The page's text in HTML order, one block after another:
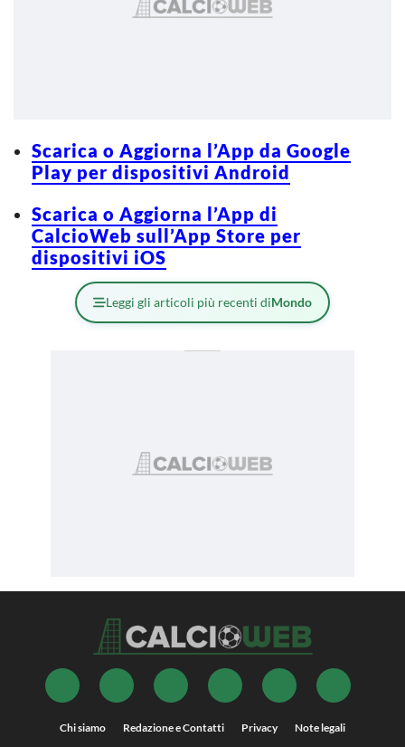
Scarica o Aggiorna l’App da Google
Play per dispositivi Android
Scarica o Aggiorna l’App di
CalcioWeb sull’App Store per
dispositivi iOS
Leggi gli articoli più recenti diMondo
Chi siamo Redazione e Contatti Privacy Note legali